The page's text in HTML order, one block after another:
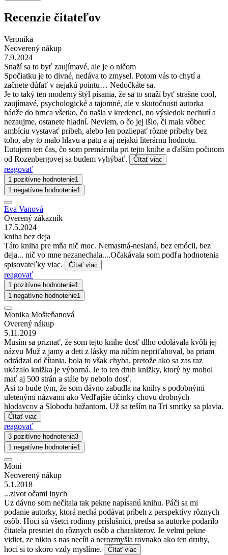
Recenzie čitateľov
Veronika
Neoverený nákup
7.9.2024
Snaží sa to byť zaujímavé, ale je o ničom
Spočiatku je to divné, nedáva to zmysel. Potom vás to chytí a
začnete dúfať v nejakú pointu… Nedočkáte sa.
Je to taký ten moderný štýl písania, že sa to snaží byť strašne cool,
zaujímavé, psychologické a tajomné, ale v skutočnosti autorka
hádže do hrnca všetko, čo našla v kredenci, no výsledok nechutí a
nezaujme, ostanete hladní. Neviem, o čo jej išlo, či mala vôbec
ambíciu vystavať príbeh, alebo len pozliepať rôzne príbehy bez
toho, aby to malo hlavu a pätu a aj nejakú literárnu hodnotu.
Ľutujem ten čas, čo som premárnila pri tejto knihe a ďalším počinom
od Rozenbergovej sa budem vyhýbať.
Čítať viac
reagovať
1 pozitívne hodnotenie1
1 negatívne hodnotenie1
Eva Vanová
Overený zákazník
17.5.2024
kniha bez deja
Táto kniha pre mňa nič moc. Nemastná-neslaná, bez emócii, bez
deja... nič vo mne nezanechala....Očakávala som podľa hodnotenia
spisovateľky viac.
Čítať viac
reagovať
1 pozitívne hodnotenie1
1 negatívne hodnotenie1
Monika Mošteňanová
Overený nákup
5.11.2019
Musím sa priznať, že som tejto knihe dosť dlho odolávala kvôli jej
názvu Muž z jamy a deti z lásky ma ničím nepriťahoval, ba priam
odrádzal od čítania, bola to však chyba, pretože ako sa zas raz
ukázalo knižka je výborná. Je to ten druh knižky, ktorý by mohol
mať aj 500 strán a stále by nebolo dosť.
Asi to bude tým, že som dávno zabudla na knihy s podobnými
uletenými názvami ako Vedľajšie účinky chovu drobných
hlodavcov a Slobodu bažantom. Už sa teším na Tri smrtky sa plavia.
Čítať viac
reagovať
3 pozitívne hodnotenia3
1 negatívne hodnotenie1
Moni
Neoverený nákup
5.1.2018
...zivot očami inych
Uz dávno som nečítala tak pekne napísanú knihu. Páči sa mi
podanie autorky, ktorá nechá podávat príbeh z perspektívy rôznych
osôb. Hoci sú všetci rodinny príslušníci, predsa sa autorke podarilo
čitatela presniet do rôznych osôb a charakterov. Je velmi pekne
vidiet, ze nikto s nas necíti a nerozmyšla rovnako ako ten druhy,
hoci si to skoro vzdy myslíme.
Čítať viac